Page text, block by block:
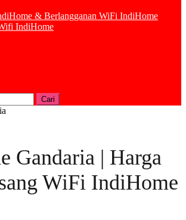
& Berlangganan WiFi IndiHome
IndiHome
Gandaria | Harga
WiFi IndiHome